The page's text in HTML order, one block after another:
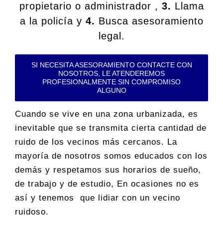
propietario o administrador , 3. Llama
a la policía y 4. Busca asesoramiento
legal.
SI NECESITA ASESORAMIENTO CONTACTE CON
NOSOTROS, LE ATENDEREMOS
PROFESIONALMENTE SIN COMPROMISO
ALGUNO
Cuando se vive en una zona urbanizada, es
inevitable que se transmita cierta cantidad de
ruido de los vecinos más cercanos. La
mayoría de nosotros somos educados con los
demás y respetamos sus horarios de sueño,
de trabajo y de estudio, En ocasiones no es
así y tenemos que lidiar con un vecino
ruidoso.